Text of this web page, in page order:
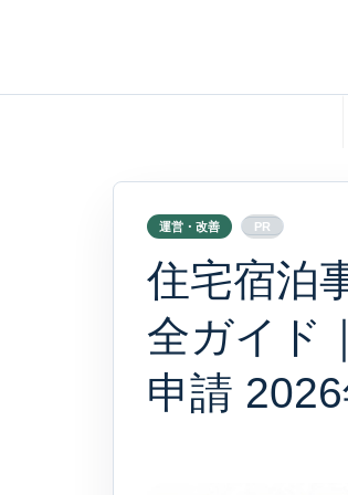
運営・改善 PR
住宅宿泊
全ガイド
申請